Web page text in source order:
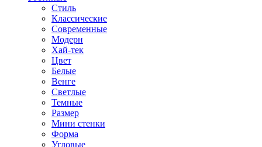
Стиль
Классические
Современные
Модерн
Хай-тек
Цвет
Белые
Венге
Светлые
Темные
Размер
Мини стенки
Форма
Угловые